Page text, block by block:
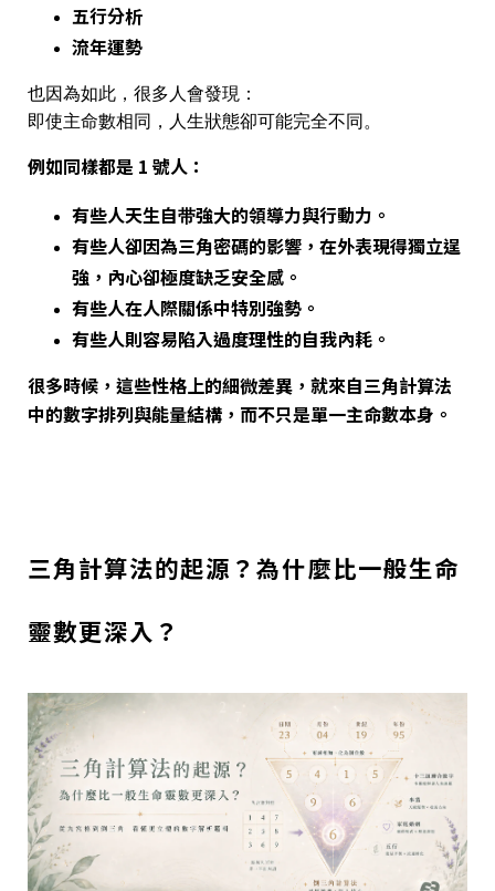
五行分析
流年運勢
也因為如此，很多人會發現：
即使主命數相同，人生狀態卻可能完全不同。
例如同樣都是 1 號人 ：
有些人天生自带強大的領導力與行動力。
有些人卻因為三角密碼的影響，在外表現得獨立逞
強，內心卻極度缺乏安全感。
有些人在人際關係中特別強勢。
有些人則容易陷入過度理性的自我內耗。
很多時候，這些性格上的細微差異，就來自三角計算法
中的數字排列與能量結構，而不只是單一主命數本身。
三角計算法的起源？為什麼比一般生命
靈數更深入？